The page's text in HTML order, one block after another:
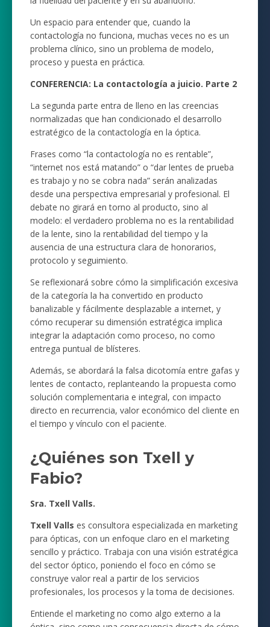
Un espacio para entender que, cuando la
contactología no funciona, muchas veces no es un
problema clínico, sino un problema de modelo,
proceso y puesta en práctica.
CONFERENCIA: La contactología a juicio. Parte 2
La segunda parte entra de lleno en las creencias
normalizadas que han condicionado el desarrollo
estratégico de la contactología en la óptica.
Frases como “la contactología no es rentable”,
“internet nos está matando” o “dar lentes de prueba
es trabajo y no se cobra nada” serán analizadas
desde una perspectiva empresarial y profesional. El
debate no girará en torno al producto, sino al
modelo: el verdadero problema no es la rentabilidad
de la lente, sino la rentabilidad del tiempo y la
ausencia de una estructura clara de honorarios,
protocolo y seguimiento.
Se reflexionará sobre cómo la simplificación excesiva
de la categoría la ha convertido en producto
banalizable y fácilmente desplazable a internet, y
cómo recuperar su dimensión estratégica implica
integrar la adaptación como proceso, no como
entrega puntual de blísteres.
Además, se abordará la falsa dicotomía entre gafas y
lentes de contacto, replanteando la propuesta como
solución complementaria e integral, con impacto
directo en recurrencia, valor económico del cliente en
el tiempo y vínculo con el paciente.
¿Quiénes son Txell y
Fabio?
Sra. Txell Valls.
Txell Valls es consultora especializada en marketing
para ópticas, con un enfoque claro en el marketing
sencillo y práctico. Trabaja con una visión estratégica
del sector óptico, poniendo el foco en cómo se
construye valor real a partir de los servicios
profesionales, los procesos y la toma de decisiones.
Entiende el marketing no como algo externo a la